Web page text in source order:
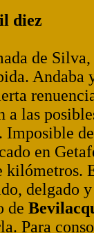
diez
de Silva,
Andaba
las
Imposible
en
delgado
de
Para